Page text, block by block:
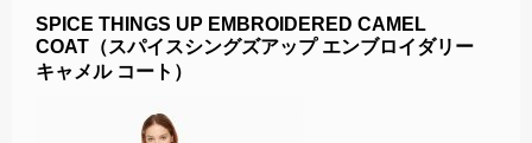
SPICE THINGS UP EMBROIDERED CAMEL
COAT（スパイスシングズアップ エンブロイダリー
キャメル コート）